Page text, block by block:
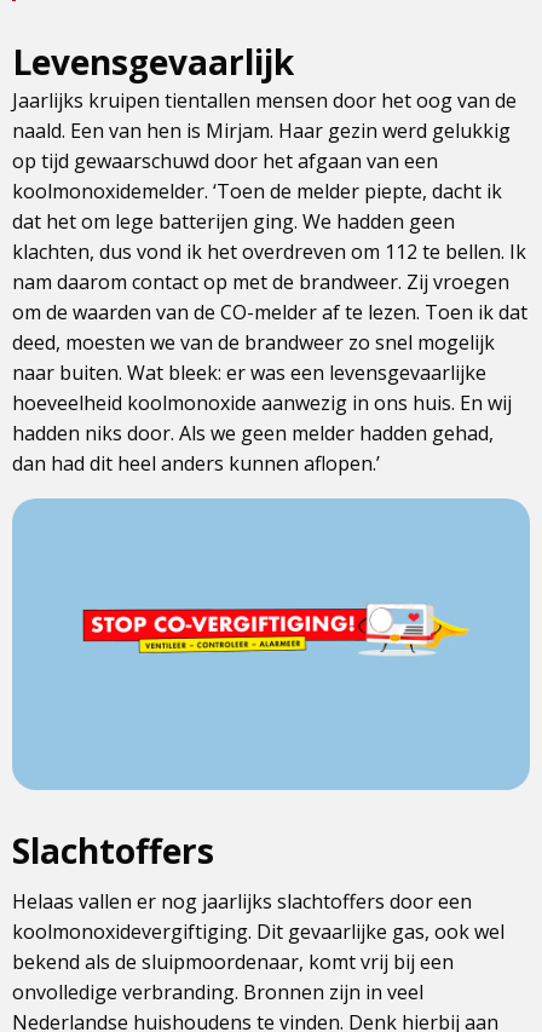
Levensgevaarlijk
Jaarlijks kruipen tientallen mensen door het oog van de
naald. Een van hen is Mirjam. Haar gezin werd gelukkig
op tijd gewaarschuwd door het afgaan van een
koolmonoxidemelder. ‘Toen de melder piepte, dacht ik
dat het om lege batterijen ging. We hadden geen
klachten, dus vond ik het overdreven om 112 te bellen. Ik
nam daarom contact op met de brandweer. Zij vroegen
om de waarden van de CO-melder af te lezen. Toen ik dat
deed, moesten we van de brandweer zo snel mogelijk
naar buiten. Wat bleek: er was een levensgevaarlijke
hoeveelheid koolmonoxide aanwezig in ons huis. En wij
hadden niks door. Als we geen melder hadden gehad,
dan had dit heel anders kunnen aflopen.’
Slachtoffers
Helaas vallen er nog jaarlijks slachtoffers door een
koolmonoxidevergiftiging. Dit gevaarlijke gas, ook wel
bekend als de sluipmoordenaar, komt vrij bij een
onvolledige verbranding. Bronnen zijn in veel
Nederlandse huishoudens te vinden. Denk hierbij aan